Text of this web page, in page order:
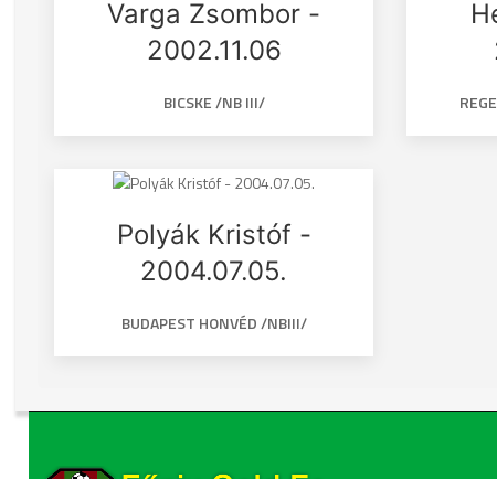
Varga Zsombor -
2002.11.06
BICSKE /NB III/
Polyák Kristóf -
2004.07.05.
BUDAPEST HONVÉD /NBIII/